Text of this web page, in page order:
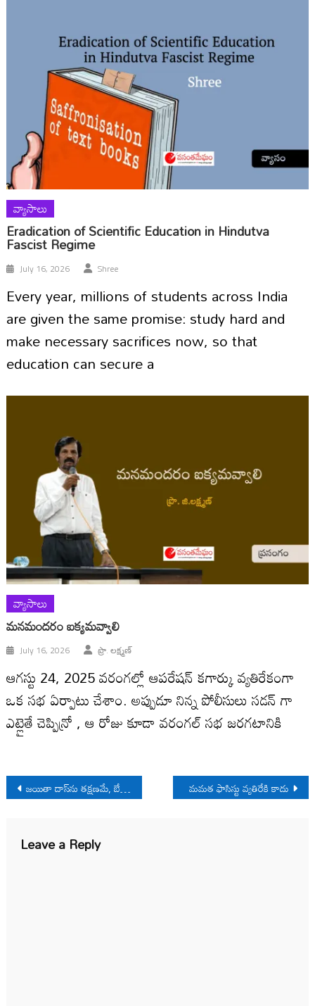
వ్యాసాలు
Eradication of Scientific Education in Hindutva
Fascist Regime
July 16, 2026 Shree
Every year, millions of students across India
are given the same promise: study hard and
make necessary sacrifices now, so that
education can secure a
వ్యాసాలు
మనమందరం ఐక్యమవ్వాలి
July 16, 2026 ప్రొ. లక్ష్మణ్
ఆగస్టు 24, 2025 వరంగల్లో ఆపరేషన్ కగార్కు వ్యతిరేకంగా
ఒక సభ ఏర్పాటు చేశాం. అప్పుడూ నిన్న పోలీసులు సడన్ గా
ఎట్లైతే చెప్పిన్రో , ఆ రోజు కూడా వరంగల్ సభ జరగటానికి
Post
navigation
జయితా దాస్‌ను తక్షణమే, బేషరతుగా విడుదల చేయాలి మమత ఫాసిస్టు వ్యతిరేకి కాదు
Leave a Reply